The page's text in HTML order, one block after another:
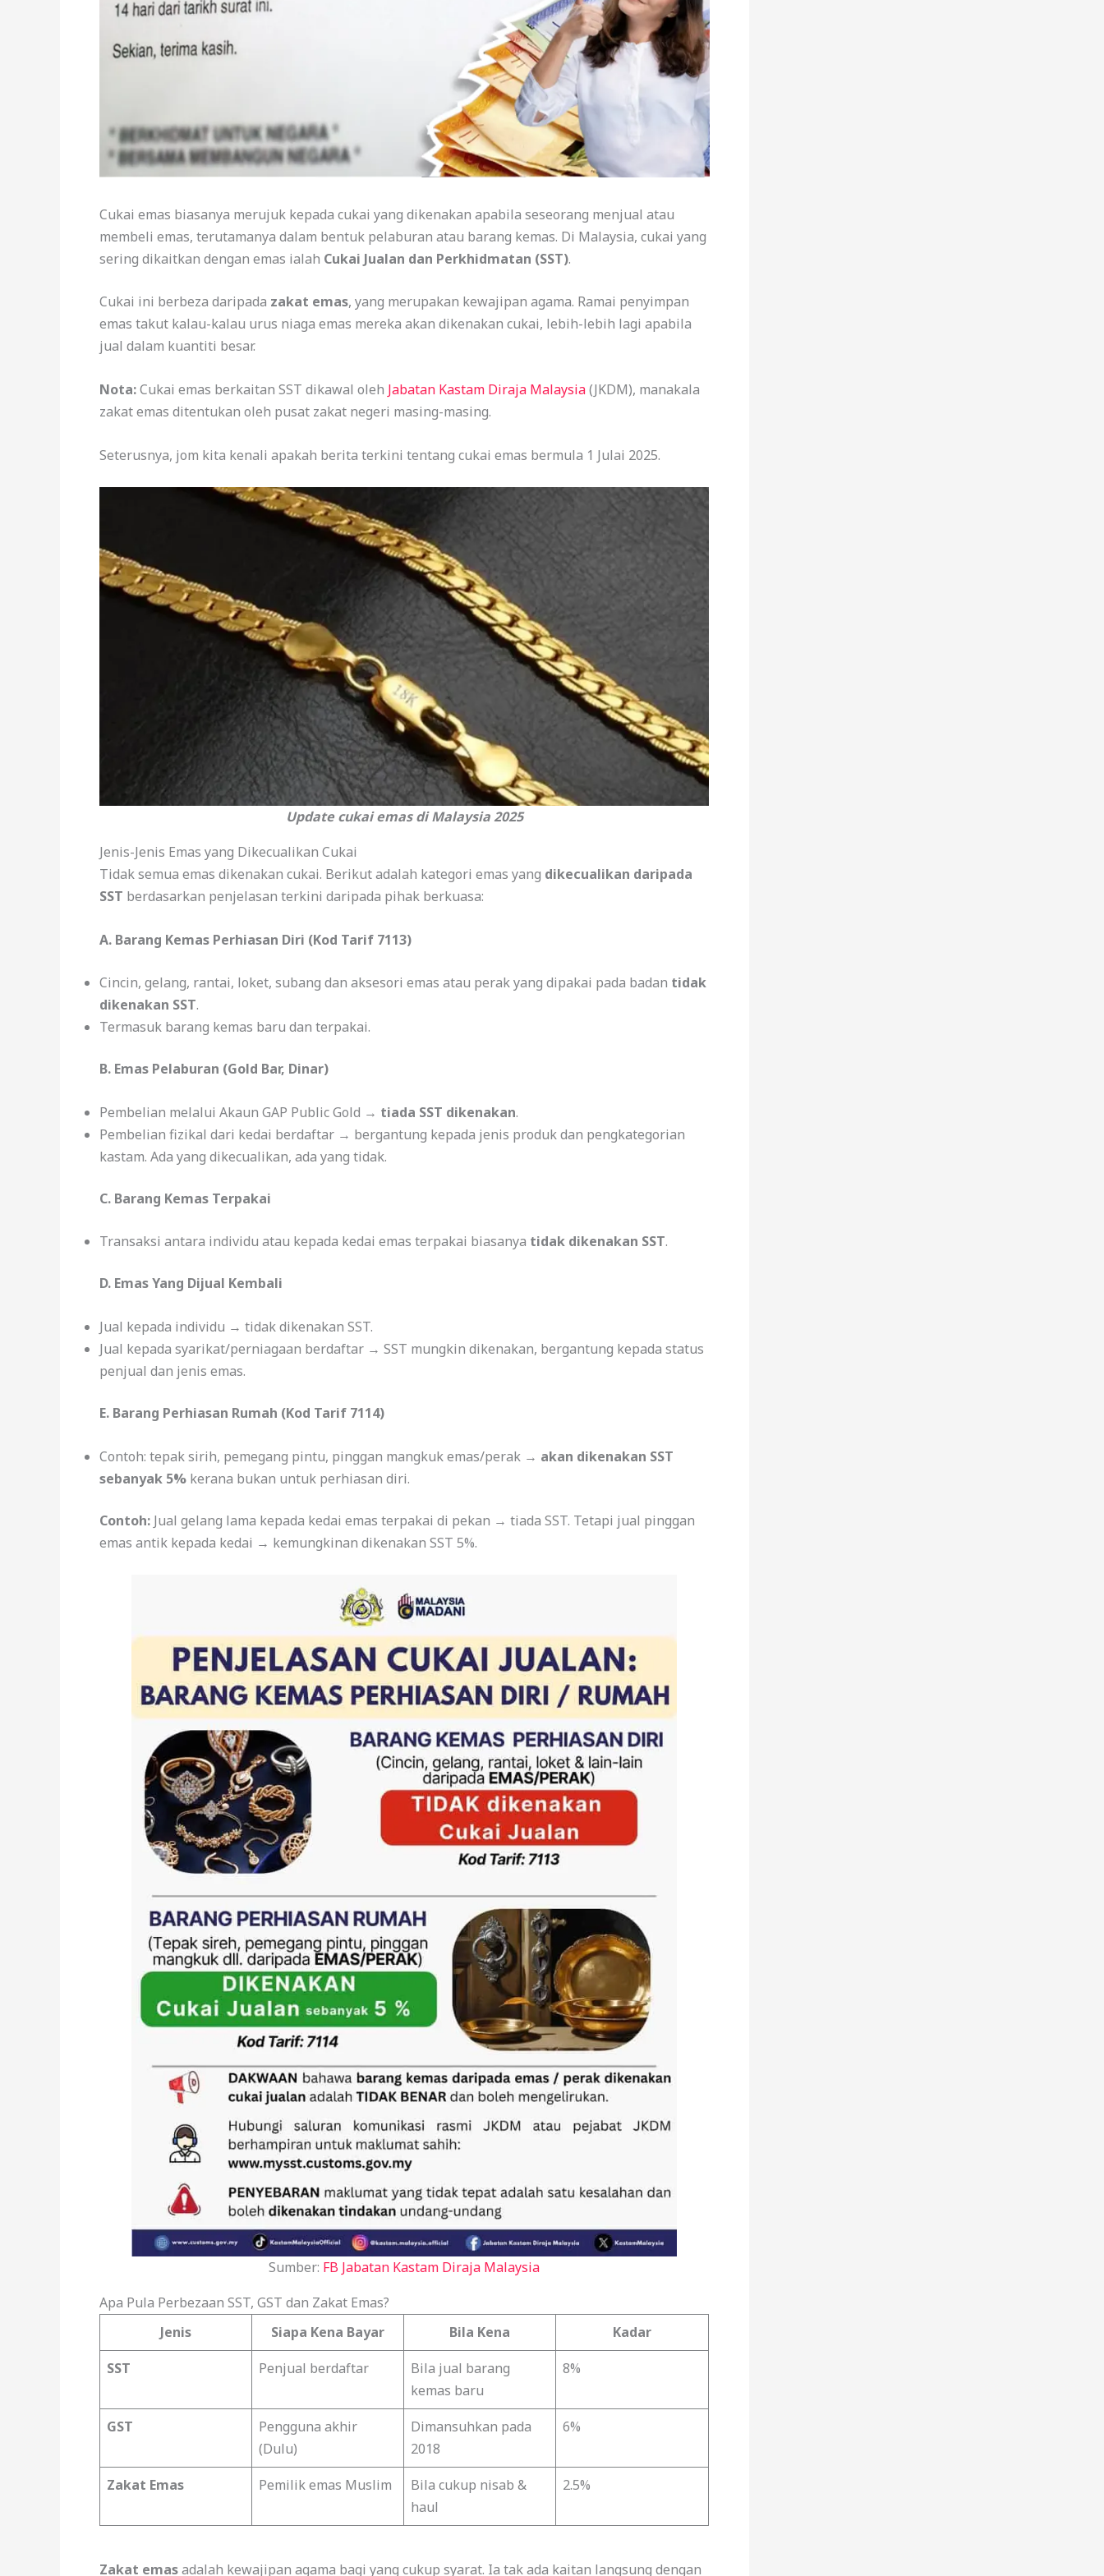
Cukai emas biasanya merujuk kepada cukai yang dikenakan apabila seseorang menjual atau
membeli emas, terutamanya dalam bentuk pelaburan atau barang kemas. Di Malaysia, cukai yang
sering dikaitkan dengan emas ialah Cukai Jualan dan Perkhidmatan (SST).
Cukai ini berbeza daripada zakat emas, yang merupakan kewajipan agama. Ramai penyimpan
emas takut kalau-kalau urus niaga emas mereka akan dikenakan cukai, lebih-lebih lagi apabila
jual dalam kuantiti besar.
Nota:Cukai emas berkaitan SST dikawal oleh Jabatan Kastam Diraja Malaysia(JKDM), manakala
zakat emas ditentukan oleh pusat zakat negeri masing-masing.
Seterusnya, jom kita kenali apakah berita terkini tentang cukai emas bermula 1 Julai 2025.
Update cukai emas di Malaysia 2025
Jenis-Jenis Emas yang Dikecualikan Cukai
Tidak semua emas dikenakan cukai. Berikut adalah kategori emas yang dikecualikan daripada
SST berdasarkan penjelasan terkini daripada pihak berkuasa:
A. Barang Kemas Perhiasan Diri (Kod Tarif 7113)
Cincin, gelang, rantai, loket, subang dan aksesori emas atau perak yang dipakai pada badan tidak
dikenakan SST.
Termasuk barang kemas baru dan terpakai.
B. Emas Pelaburan (Gold Bar, Dinar)
Pembelian melalui Akaun GAP Public Gold → tiada SST dikenakan.
Pembelian fizikal dari kedai berdaftar → bergantung kepada jenis produk dan pengkategorian
kastam. Ada yang dikecualikan, ada yang tidak.
C. Barang Kemas Terpakai
Transaksi antara individu atau kepada kedai emas terpakai biasanya tidak dikenakan SST.
D. Emas Yang Dijual Kembali
Jual kepada individu → tidak dikenakan SST.
Jual kepada syarikat/perniagaan berdaftar → SST mungkin dikenakan, bergantung kepada status
penjual dan jenis emas.
E. Barang Perhiasan Rumah (Kod Tarif 7114)
Contoh: tepak sirih, pemegang pintu, pinggan mangkuk emas/perak → akan dikenakan SST
sebanyak 5% kerana bukan untuk perhiasan diri.
Contoh: Jual gelang lama kepada kedai emas terpakai di pekan → tiada SST. Tetapi jual pinggan
emas antik kepada kedai → kemungkinan dikenakan SST 5%.
Sumber: FB Jabatan Kastam Diraja Malaysia
Apa Pula Perbezaan SST, GST dan Zakat Emas?
Jenis
Siapa Kena Bayar Bila Kena
Kadar
SST
Penjual berdaftar
Bila jual barang
kemas baru
8%
GST
Pengguna akhir
(Dulu)
Dimansuhkan pada
2018
6%
Zakat Emas Pemilik emas Muslim
Bila cukup nisab &
haul
2.5%
Zakat emasadalah kewajipan agama bagi yang cukup syarat. Ia tak ada kaitan langsung dengan